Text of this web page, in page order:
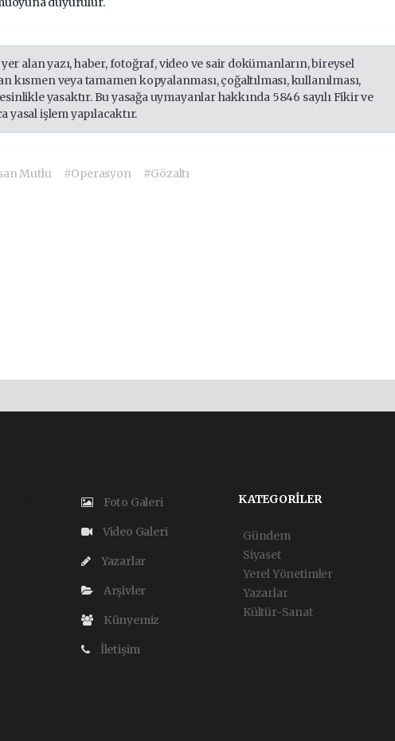
yer alan yazı, haber, fotoğraf, video ve sair dokümanların, bireysel
kısmen veya tamamen kopyalanması, çoğaltılması, kullanılması,
yasaktır. Bu yasağa uymayanlar hakkında 5846 sayılı Fikir ve
yasal işlem yapılacaktır.
Mutlu #Operasyon #Gözaltı
Foto Galeri
Video Galeri
Yazarlar
Arşivler
Künyemiz
İletişim
KATEGORİLER
Gündem
Siyaset
Yerel Yönetimler
Yazarlar
Kültür-Sanat